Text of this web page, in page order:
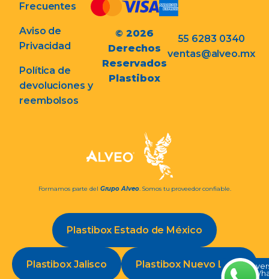
en
Frecuentes
Aviso de
Privacidad
Política de
devoluciones y
reembolsos
© 2026
Derechos
Reservados
Plastibox
55 6283 0340
ventas@alveo.mx
Formamos parte del Grupo Alveo. Somos tu proveedor confiable.
Plastibox Estado de México
Plastibox Jalisco Plastibox Nuevo León